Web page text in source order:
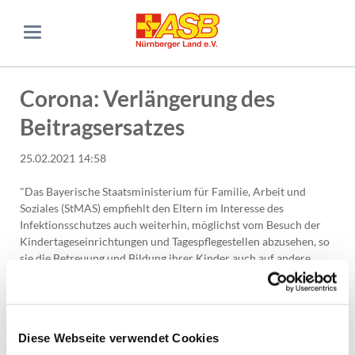
Diese Webseite verwendet Cookies
Corona: Verlängerung des
Beitragsersatzes
25.02.2021 14:58
"Das Bayerische Staatsministerium für Familie, Arbeit und
Soziales (StMAS) empfiehlt den Eltern im Interesse des
Infektionsschutzes auch weiterhin, möglichst vom Besuch der
Kindertageseinrichtungen und Tagespflegestellen abzusehen, so
sie die Betreuung und Bildung ihrer Kinder auch auf andere
Weise sicherstellen können. Die Eltern leisten damit einen
wertvollen Beitrag dazu, Kontakte auch im Bereich der
Kindertagesbetreuung auf das notwendige Maß zu reduzieren.
ferner beschlossen, Eltern und Kindertageseinrichtungen bzw.